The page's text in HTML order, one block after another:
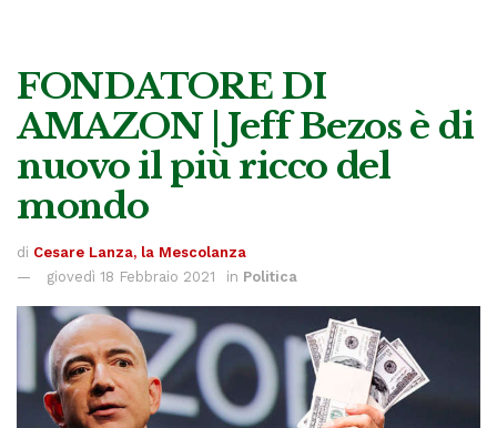
FONDATORE DI
AMAZON | Jeff Bezos è di
nuovo il più ricco del
mondo
di Cesare Lanza, la Mescolanza
giovedì 18 Febbraio 2021
in Politica